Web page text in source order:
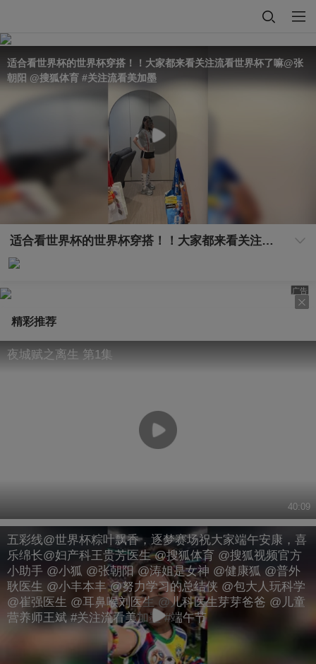
适合看世界杯的世界杯穿搭！！大家都来看关注流看世界杯了嘛@张
朝阳 @搜狐体育 #关注流看美加墨
适合看世界杯的世界杯穿搭！！大家都来看关注流看世界杯了嘛@张朝阳 @搜狐体育 #关注流看美加墨
广告
精彩推荐
夜城赋之离生 第1集
40:09
五彩线@世界杯粽叶飘香，逐梦赛场祝大家端午安康，喜
乐绵长@妇产科王贵芳医生 @搜狐体育 @搜狐视频官方
小助手 @小狐 @张朝阳 @涛姐是女神 @健康狐 @普外
耿医生 @小丰本丰 @努力学习的总结侠 @包大人玩科学
@崔强医生 @耳鼻喉刘医生 @儿科医生芽芽爸爸 @儿童
营养师王斌 #关注流看美加墨 #端午节